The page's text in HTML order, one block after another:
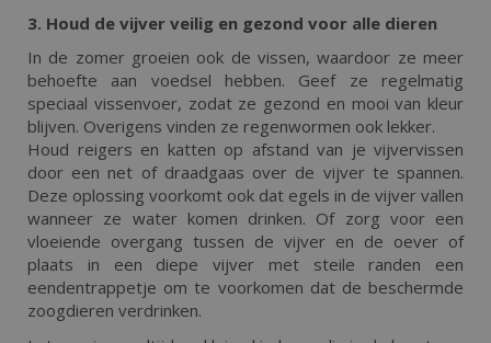
3. Houd de vijver veilig en gezond voor alle dieren
In de zomer groeien ook de vissen, waardoor ze meer
behoefte aan voedsel hebben. Geef ze regelmatig
speciaal vissenvoer, zodat ze gezond en mooi van kleur
blijven. Overigens vinden ze regenwormen ook lekker.
Houd reigers en katten op afstand van je vijvervissen
door een net of draadgaas over de vijver te spannen.
Deze oplossing voorkomt ook dat egels in de vijver vallen
wanneer ze water komen drinken. Of zorg voor een
vloeiende overgang tussen de vijver en de oever of
plaats in een diepe vijver met steile randen een
eendentrappetje om te voorkomen dat de beschermde
zoogdieren verdrinken.